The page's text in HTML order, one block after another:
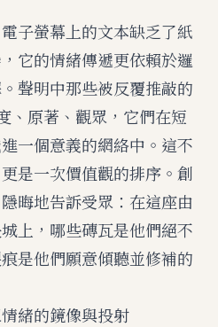
子螢幕上的文本缺乏了紙
它的情緒傳遞更依賴於邏
聲明中那些被反覆推敲的
、原著、觀眾，它們在短
一個意義的網絡中。這不
是一次價值觀的排序。創
晦地告訴受眾：在這座由
上，哪些磚瓦是他們絕不
是他們願意傾聽並修補的
緒的鏡像與投射